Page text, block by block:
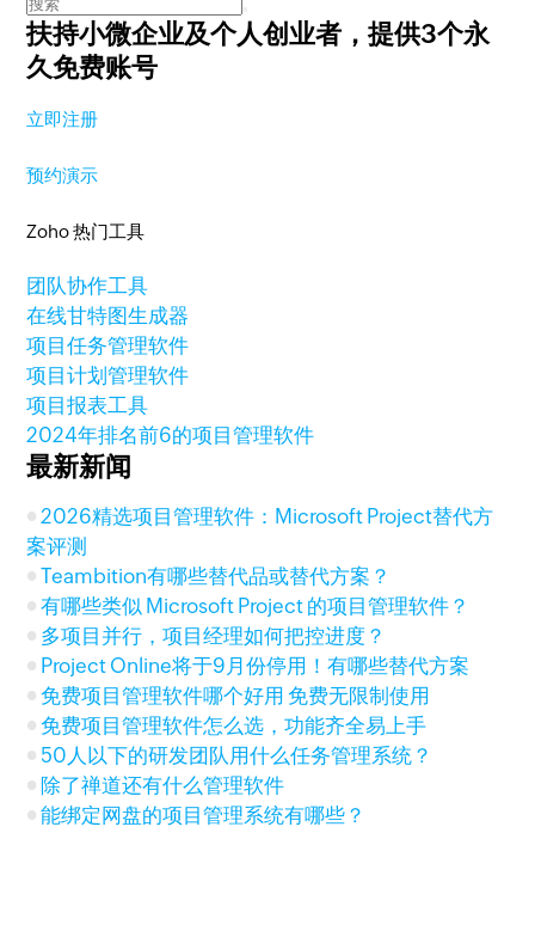
扶持小微企业及个人创业者，提供3个永
久免费账号
立即注册
预约演示
Zoho 热门工具
团队协作工具
在线甘特图生成器
项目任务管理软件
项目计划管理软件
项目报表工具
2024年排名前6的项目管理软件
最新新闻
2026精选项目管理软件：Microsoft Project替代方
案评测
Teambition有哪些替代品或替代方案？
有哪些类似 Microsoft Project 的项目管理软件？
多项目并行，项目经理如何把控进度？
Project Online将于9月份停用！有哪些替代方案
免费项目管理软件哪个好用 免费无限制使用
免费项目管理软件怎么选，功能齐全易上手
50人以下的研发团队用什么任务管理系统？
除了禅道还有什么管理软件
能绑定网盘的项目管理系统有哪些？